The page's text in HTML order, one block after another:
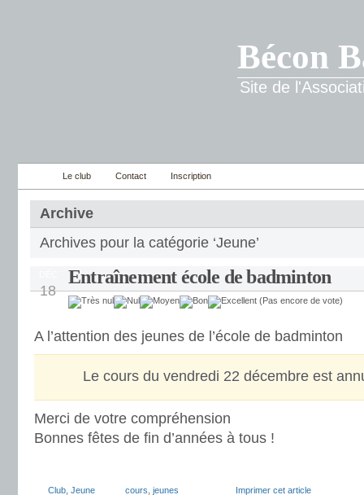
Bécon
Site de
Le club Contact Inscription
Archive
Archives pour la catégorie ‘Jeune’
18
Entraînement école de badminton
(Pas encore de vote)
A l’attention des jeunes de l’école de badminton
Le cours du vendredi 22 décembre est
Merci de votre compréhension
Bonnes fêtes de fin d’années à tous !
Club Jeune cours jeunes Imprimer cet article